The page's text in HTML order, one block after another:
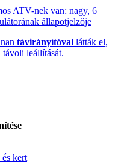
ATV-nek van: nagy, 6
állapotjelzője
távirányítóval látták el,
leállítását.
kert